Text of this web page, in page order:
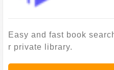
Easy and fast book
r private library.